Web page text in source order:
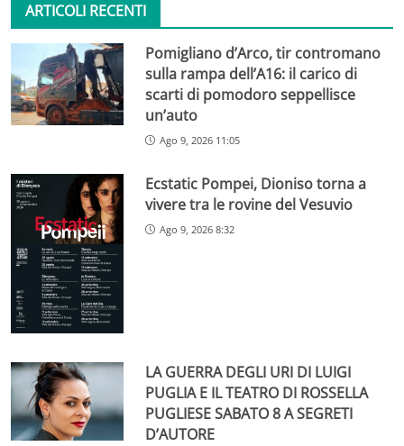
ARTICOLI RECENTI
Pomigliano d’Arco, tir contromano
sulla rampa dell’A16: il carico di
scarti di pomodoro seppellisce
un’auto
Ago 9, 2026 11:05
Ecstatic Pompei, Dioniso torna a
vivere tra le rovine del Vesuvio
Ago 9, 2026 8:32
LA GUERRA DEGLI URI DI LUIGI
PUGLIA E IL TEATRO DI ROSSELLA
PUGLIESE SABATO 8 A SEGRETI
D’AUTORE